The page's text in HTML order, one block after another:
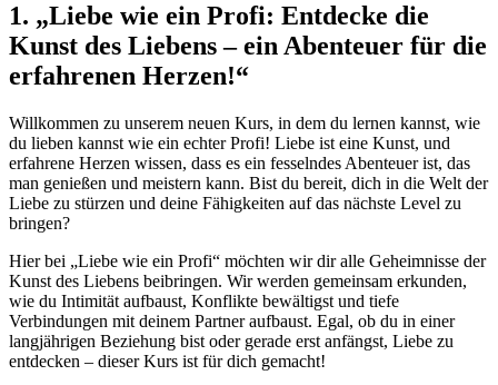
1. „Liebe wie ein Profi: Entdecke die
Kunst des Liebens – ein Abenteuer für die
erfahrenen Herzen!“
Willkommen zu unserem neuen Kurs, in dem du lernen kannst, wie
du lieben kannst wie ein echter Profi! Liebe ist eine Kunst, und
erfahrene Herzen wissen, dass es ein fesselndes Abenteuer ist, das
man genießen und meistern kann. Bist du bereit, dich in die Welt der
Liebe zu stürzen und deine Fähigkeiten auf das nächste Level zu
bringen?
Hier bei „Liebe wie ein Profi“ möchten wir dir alle Geheimnisse der
Kunst des Liebens beibringen. Wir werden gemeinsam erkunden,
wie du Intimität aufbaust, Konflikte bewältigst und tiefe
Verbindungen mit deinem Partner aufbaust. Egal, ob du in einer
langjährigen Beziehung bist oder gerade erst anfängst, Liebe zu
entdecken – dieser Kurs ist für dich gemacht!